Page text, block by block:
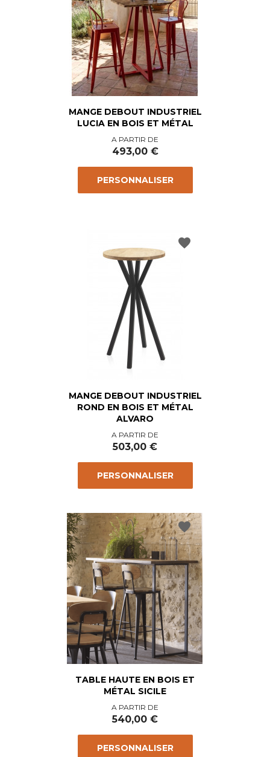
MANGE DEBOUT INDUSTRIEL
LUCIA EN BOIS ET MÉTAL
Prix
A PARTIR DE
493,00 €
PERSONNALISER
MANGE DEBOUT INDUSTRIEL
ROND EN BOIS ET MÉTAL
ALVARO
Prix
A PARTIR DE
503,00 €
PERSONNALISER
favorite
TABLE HAUTE EN BOIS ET
MÉTAL SICILE
Prix
A PARTIR DE
540,00 €
PERSONNALISER
favorite